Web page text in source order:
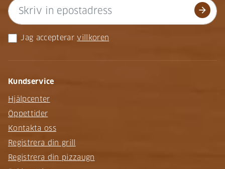
arrow_forward
Jag accepterar villkoren
Kundservice
Hjälpcenter
Öppettider
Kontakta oss
Registrera din grill
Registrera din pizzaugn